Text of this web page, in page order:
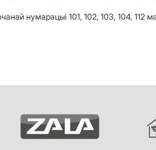
нумарацыі 101, 102, 103, 104, 112